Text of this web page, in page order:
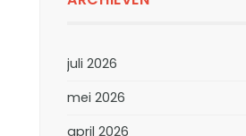
juli 2026
mei 2026
april 2026